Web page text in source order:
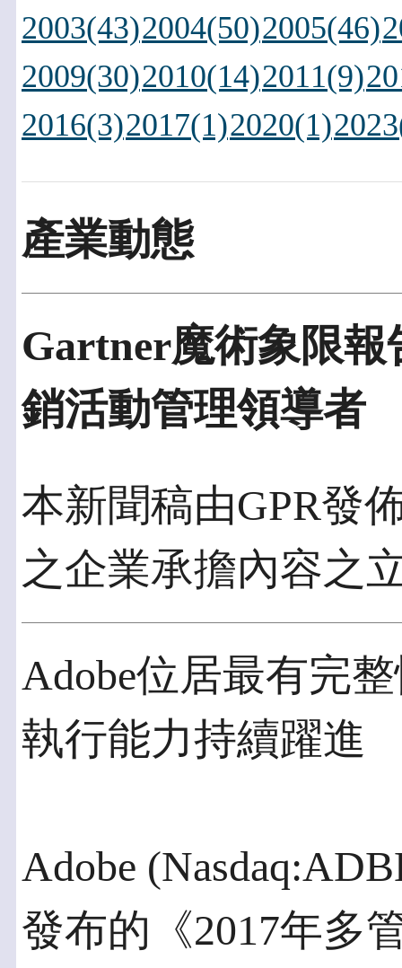
2003(43)2004(50)2005(46)
2009(30)2010(14)2011(9)
2016(3)2017(1)2020(1)
產業動態
Gartner魔術象限報
銷活動管理領導者
本新聞稿由GPR發
之企業承擔內容之
Adobe位居最有完
執行能力持續躍進
Adobe
發布的《2017年多